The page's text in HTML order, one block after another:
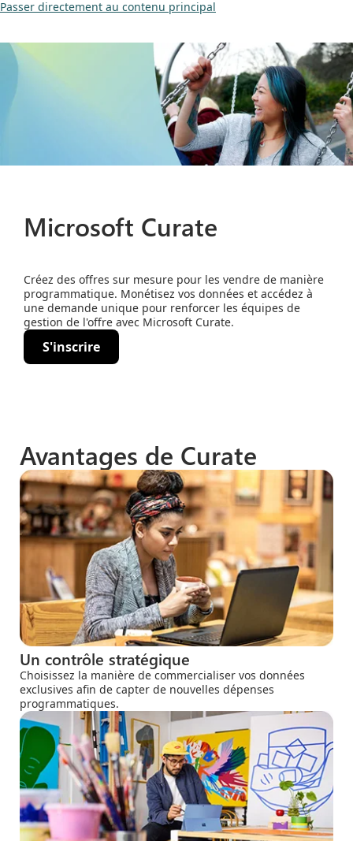
Passer directement au contenu principal
Microsoft Curate
Créez des offres sur mesure pour les vendre de manière
programmatique. Monétisez vos données et accédez à
une demande unique pour renforcer les équipes de
gestion de l'offre avec Microsoft Curate.
S'inscrire
Avantages de Curate
Un contrôle stratégique
Choisissez la manière de commercialiser vos données
exclusives afin de capter de nouvelles dépenses
programmatiques.